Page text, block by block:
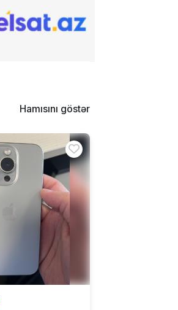
Hamısını göstər